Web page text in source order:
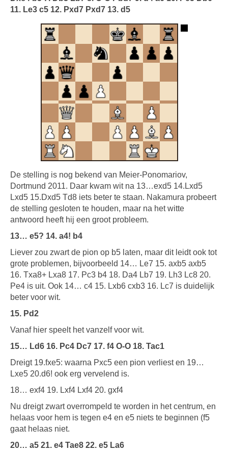
11. Le3 c5 12. Pxd7 Pxd7 13. d5
De stelling is nog bekend van Meier-Ponomariov,
Dortmund 2011. Daar kwam wit na 13…exd5 14.Lxd5
Lxd5 15.Dxd5 Td8 iets beter te staan. Nakamura probeert
de stelling gesloten te houden, maar na het witte
antwoord heeft hij een groot probleem.
13… e5? 14. a4! b4
Liever zou zwart de pion op b5 laten, maar dit leidt ook tot
grote problemen, bijvoorbeeld 14… Le7 15. axb5 axb5
16. Txa8+ Lxa8 17. Pc3 b4 18. Da4 Lb7 19. Lh3 Lc8 20.
Pe4 is uit. Ook 14… c4 15. Lxb6 cxb3 16. Lc7 is duidelijk
beter voor wit.
15. Pd2
Vanaf hier speelt het vanzelf voor wit.
15… Ld6 16. Pc4 Dc7 17. f4 O-O 18. Tac1
Dreigt 19.fxe5: waarna Pxc5 een pion verliest en 19…
Lxe5 20.d6! ook erg vervelend is.
18… exf4 19. Lxf4 Lxf4 20. gxf4
Nu dreigt zwart overrompeld te worden in het centrum, en
helaas voor hem is tegen e4 en e5 niets te beginnen (f5
gaat helaas niet.
20… a5 21. e4 Tae8 22. e5 La6